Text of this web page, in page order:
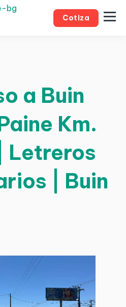
Cotiza
a Buin
Km.
Letreros
| Buin